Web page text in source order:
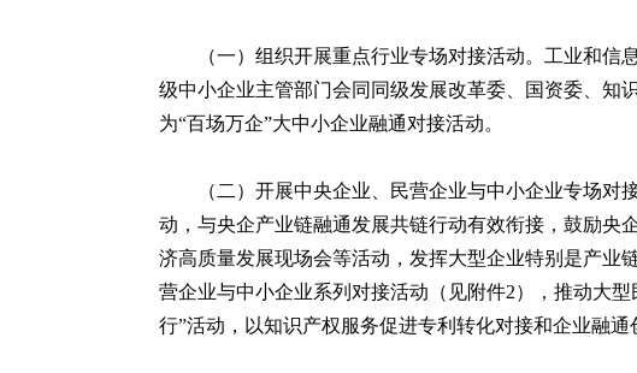
（一）组织开展重点行业专场对接活动。工业和
级中小企业主管部门会同同级发展改革委、国资委、知
为“百场万企”大中小企业融通对接活动。
（二）开展中央企业、民营企业与中小企业专场
动，与央企产业链融通发展共链行动有效衔接，鼓励央
济高质量发展现场会等活动，发挥大型企业特别是产业
营企业与中小企业系列对接活动（见附件2），推动大
行”活动，以知识产权服务促进专利转化对接和企业融通